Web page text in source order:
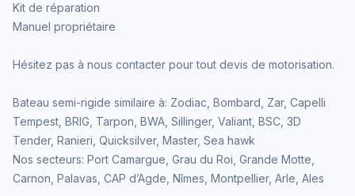
Kit de réparation
Manuel propriétaire
Hésitez pas à nous contacter pour tout devis de motorisation.
Bateau semi-rigide similaire à: Zodiac, Bombard, Zar, Capelli
Tempest, BRIG, Tarpon, BWA, Sillinger, Valiant, BSC, 3D
Tender, Ranieri, Quicksilver, Master, Sea hawk
Nos secteurs: Port Camargue, Grau du Roi, Grande Motte,
Carnon, Palavas, CAP d’Agde, Nîmes, Montpellier, Arle, Ales